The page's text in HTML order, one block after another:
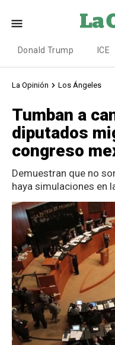
Donald Trump ICE
La Opinión Los Ángeles
Tumban a
diputados
congreso
Demuestran que no
haya simulaciones en